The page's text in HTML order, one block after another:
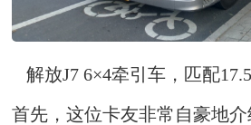
解放J7 6×4牵引车，匹配
首先，这位卡友非常自豪地